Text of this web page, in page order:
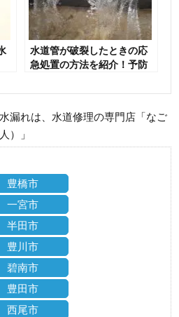
水道管が破裂したときの応
急処置の方法を紹介！予防
漏れは、水道修理の専門店「なご
）」
豊橋市
一宮市
半田市
豊川市
碧南市
豊田市
西尾市